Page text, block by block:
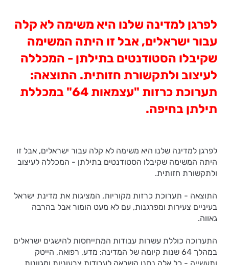
לפרגן למדינה שלנו היא משימה לא קלה
עבור ישראלים, אבל זו היתה המשימה
שקיבלו הסטודנטים בתילתן - המכללה
לעיצוב ולתקשורת חזותית. התוצאה:
תערוכת כרזות "עצמאות 64" במכללת
תילתן בחיפה.
לפרגן למדינה שלנו היא משימה לא קלה עבור ישראלים, אבל זו
היתה המשימה שקיבלו הסטודנטים בתילתן - המכללה לעיצוב
ולתקשורת חזותית.
התוצאה - תערוכת כרזות מקוריות, המציגות את מדינת ישראל
בעיניים צעירות ומפרגנות, עם לא מעט הומור אבל בהרבה
גאווה.
התערוכה כוללת עשרות עבודות המתייחסות להישגים ישראלים
במהלך 64 שנות קיומה של המדינה: מדע, רפואה, הייטק